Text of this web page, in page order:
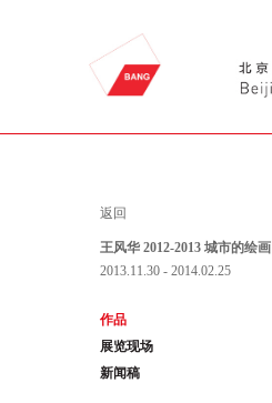
返回
王风华 2012-2013 城市的绘画
2013.11.30 - 2014.02.25
作品
展览现场
新闻稿